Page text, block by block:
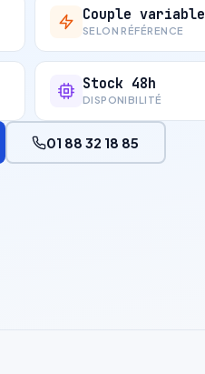
Couple variable
SELON RÉFÉRENCE
Stock 48h
DISPONIBILITÉ
01 88 32 18 85